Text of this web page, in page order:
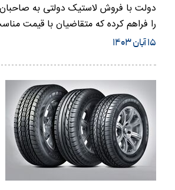
دولت با فروش لاستیک دولتی به
را فراهم کرده که متقاضیان با قیمت
خریداری کرده و…
۱۵ آبان ۱۴۰۳